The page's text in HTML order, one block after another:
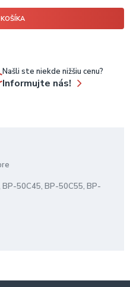
Našli ste niekde nižšiu cenu?
Informujte nás!
50C45, BP-50C55, BP-